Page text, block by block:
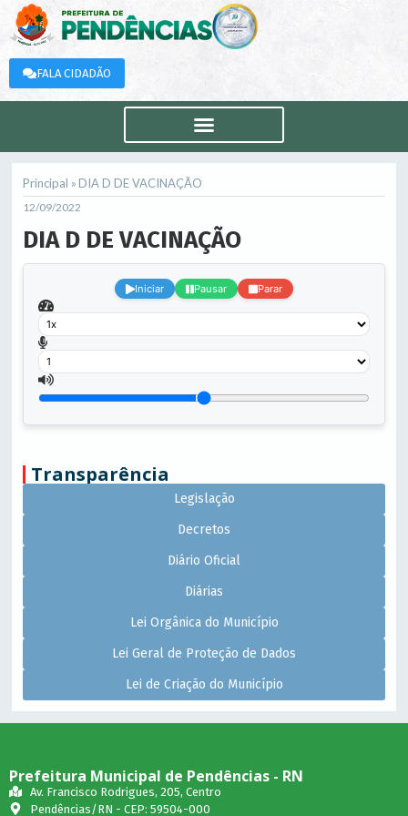
FALA CIDADÃO
Principal » DIA D DE VACINAÇÃO
12/09/2022
DIA D DE VACINAÇÃO.
Iniciar Pausar Parar
Transparência
Legislação
Decretos
Diário Oficial
Diárias
Lei Orgânica do Município
Lei Geral de Proteção de Dados
Lei de Criação do Município
Prefeitura Municipal de Pendências - RN
Av. Francisco Rodrigues, 205, Centro
Pendências/RN - CEP: 59504-000